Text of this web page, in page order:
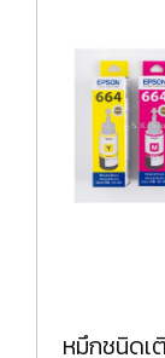
หมึกชนิดเ